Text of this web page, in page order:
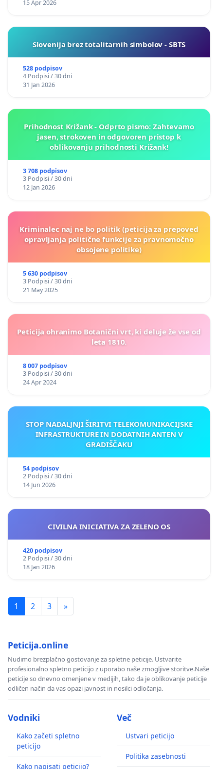
15 Apr 2026
Slovenija brez totalitarnih simbolov - SBTS
528 podpisov
4 Podpisi / 30 dni
31 Jan 2026
Prihodnost Križank - Odprto pismo: Zahtevamo
jasen, strokoven in odgovoren pristop k
oblikovanju prihodnosti Križank!
3 708 podpisov
3 Podpisi / 30 dni
12 Jan 2026
Kriminalec naj ne bo politik (peticija za prepoved
opravljanja politične funkcije za pravnomočno
obsojene politike)
5 630 podpisov
3 Podpisi / 30 dni
21 May 2025
Peticija ohranimo Botanični vrt, ki deluje že vse od
leta 1810.
8 007 podpisov
3 Podpisi / 30 dni
24 Apr 2024
STOP NADALJNJI ŠIRITVI TELEKOMUNIKACIJSKE
INFRASTRUKTURE IN DODATNIH ANTEN V
GRADIŠČAKU
54 podpisov
2 Podpisi / 30 dni
14 Jun 2026
CIVILNA INICIATIVA ZA ZELENO OS
420 podpisov
2 Podpisi / 30 dni
18 Jan 2026
1 2 3 »
Peticija.online
Nudimo brezplačno gostovanje za spletne peticije. Ustvarite
profesionalno spletno peticijo z uporabo naše zmogljive storitve.Naše
peticije so dnevno omenjene v medijih, tako da je oblikovanje peticije
odličen način da vas opazi javnost in nosilci odločanja.
Vodniki
Kako začeti spletno
peticijo
Kako napisati peticijo?
Več
Ustvari peticijo
Politika zasebnosti